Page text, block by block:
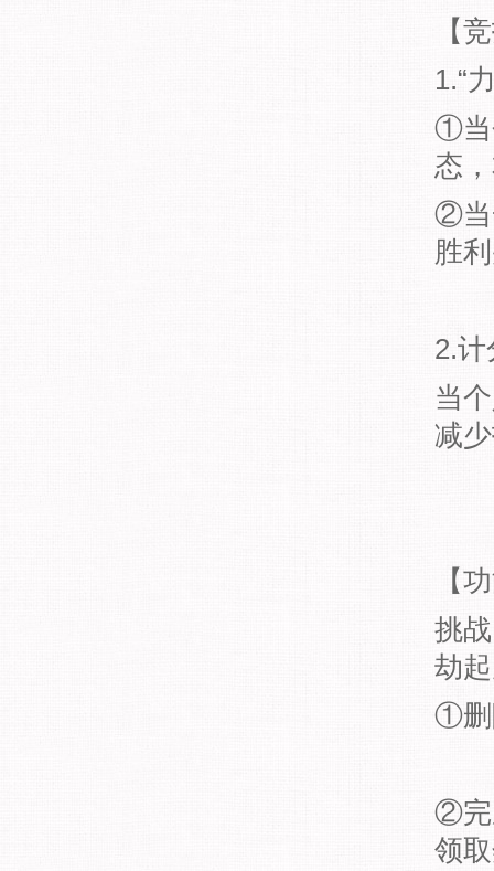
【
1.“
①当
态
②当
胜
2.
当
减
【
挑
劫
①删
②完
领